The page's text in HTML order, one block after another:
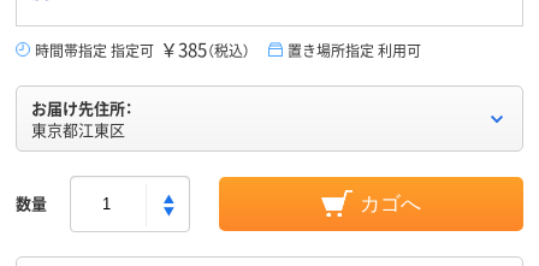
時間帯指定 指定可 ￥385（税込） 置き場所指定 利用可
お届け先住所：
東京都江東区
数量 カゴへ